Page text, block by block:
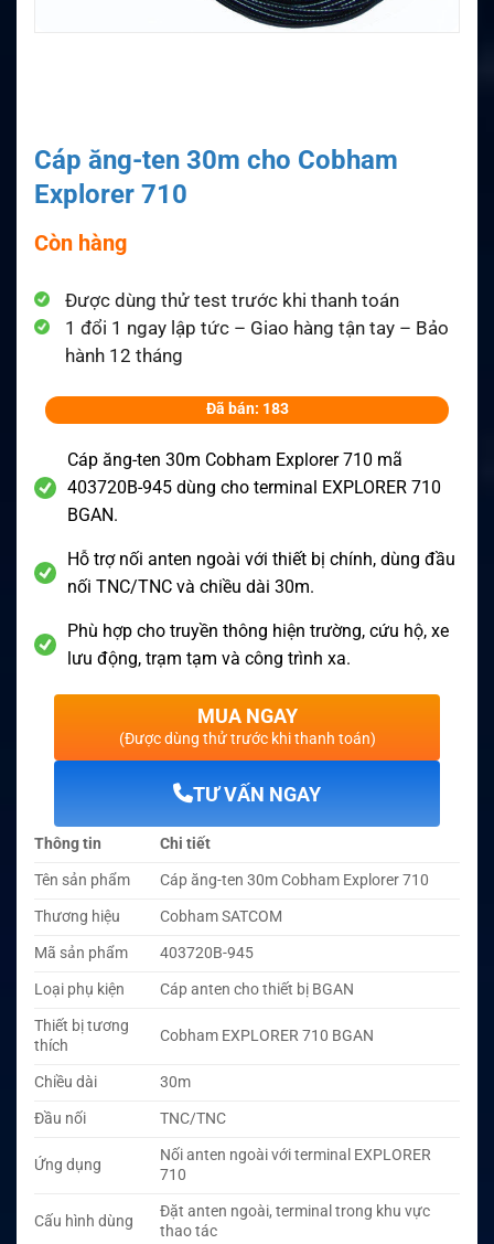
Cáp ăng-ten 30m cho Cobham
Explorer 710
Còn hàng
Được dùng thử test trước khi thanh toán
1 đổi 1 ngay lập tức – Giao hàng tận tay – Bảo
hành 12 tháng
Đã bán: 183
Cáp ăng-ten 30m Cobham Explorer 710 mã
403720B-945 dùng cho terminal EXPLORER 710
BGAN.
Hỗ trợ nối anten ngoài với thiết bị chính, dùng đầu
nối TNC/TNC và chiều dài 30m.
Phù hợp cho truyền thông hiện trường, cứu hộ, xe
lưu động, trạm tạm và công trình xa.
MUA NGAY
(Được dùng thử trước khi thanh toán)
TƯ VẤN NGAY
Thông tin
Chi tiết
Tên sản phẩm
Cáp ăng-ten 30m Cobham Explorer 710
Thương hiệu
Cobham SATCOM
Mã sản phẩm
403720B-945
Loại phụ kiện
Cáp anten cho thiết bị BGAN
Thiết bị tương
thích
Cobham EXPLORER 710 BGAN
Chiều dài
30m
Đầu nối
TNC/TNC
Ứng dụng
Nối anten ngoài với terminal EXPLORER
710
Cấu hình dùng
Đặt anten ngoài, terminal trong khu vực
thao tác